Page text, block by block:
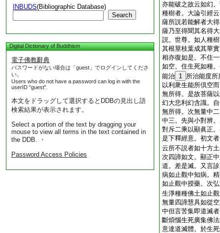
INBUDS(Bibliographic Database)
Search
Digital Dictionary of Buddhism
電子佛教辭典
パスワードがない場合は「guest」でログインしてくださ
い。
Users who do not have a password can log in with the
userID "guest".
本文をドラッグして選択するとDDBの見出し語
検索結果が表示されます。
Select a portion of the text by dragging your
mouse to view all terms in the text contained in
the DDB. ・
Password Access Policies
亦能破之故云如幻
種樹者。大論引經
薩所説若能解者大
薩乃至得聞其名得
説。世尊。如人種
其根莖枝葉成其華
相亦復如是。不住
如空。住生死如種
能治 1 所治能度
以利衆生能所倶空
無所得。是故菩薩
幻大悲利幻含識。
無所得。次無量中
中三。先與小對辨
對斥二乘以顯眞正
是下釋經意。初文
云所不説者如十方
次四諦如文。顯正
道。差是滅。又言
病如止觀中知病。
如止觀中授藥。次
生淨種種佛土如止
無量四諦慧具如從
中但言苦集即道滅
斷煩惱生死廣集佛
意達道滅體。於生